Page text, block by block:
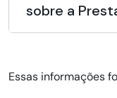
sobre a
Essas informações